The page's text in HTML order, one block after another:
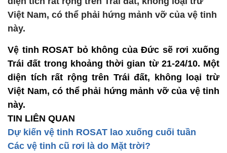
Việt Nam, có thể phải hứng mảnh vỡ của vệ tinh
này.
Vệ tinh ROSAT bỏ không của Đức sẽ rơi xuống
Trái đất trong khoảng thời gian từ 21-24/10. Một
diện tích rất rộng trên Trái đất, không loại trừ
Việt Nam, có thể phải hứng mảnh vỡ của vệ tinh
này.
TIN LIÊN QUAN
Dự kiến vệ tinh ROSAT lao xuống cuối tuần
Các vệ tinh cũ rơi là do Mặt trời?